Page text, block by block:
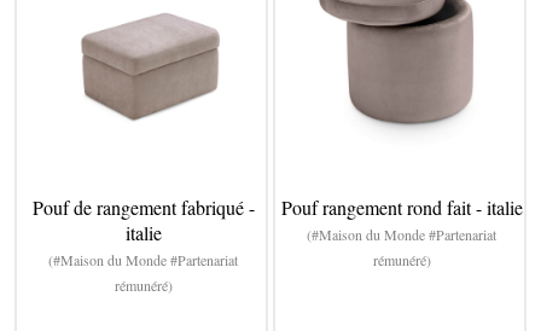
Pouf de rangement fabriqué -
italie
(#Maison du Monde #Partenariat
rémunéré)
Pouf rangement rond fait - italie
(#Maison du Monde #Partenariat
rémunéré)